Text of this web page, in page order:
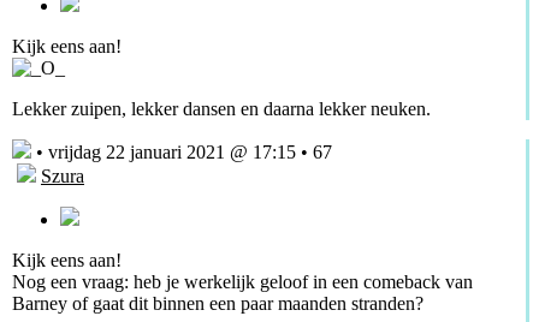
Kijk eens aan!
Lekker zuipen, lekker dansen en daarna lekker neuken.
• vrijdag 22 januari 2021 @ 17:15 • 67
Szura
Kijk eens aan!
Nog een vraag: heb je werkelijk geloof in een comeback van
Barney of gaat dit binnen een paar maanden stranden?